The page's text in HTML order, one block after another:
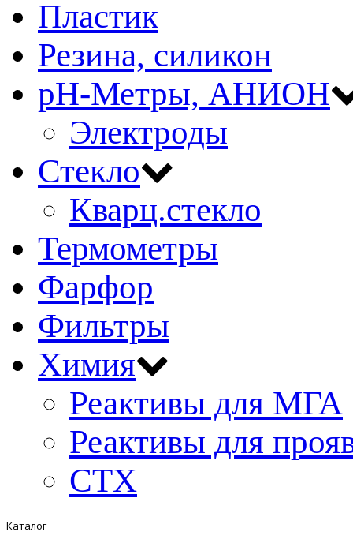
Пластик
Резина, силикон
рН-Метры, АНИОН
Электроды
Стекло
Кварц.стекло
Термометры
Фарфор
Фильтры
Химия
Реактивы для МГА
Реактивы для
СТХ
Каталог